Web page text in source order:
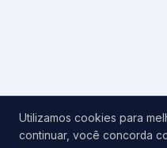
Utilizamos cookies para
continuar, você concorda